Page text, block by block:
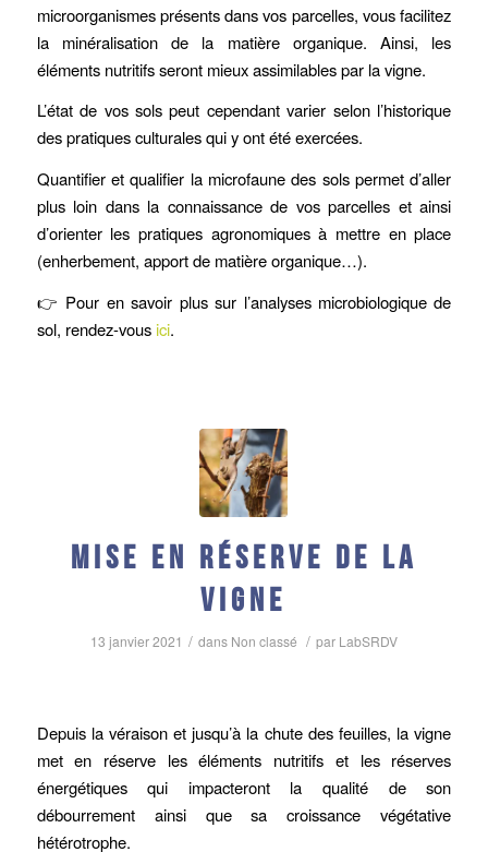
microorganismes présents dans vos parcelles, vous facilitez
la minéralisation de la matière organique. Ainsi, les
éléments nutritifs seront mieux assimilables par la vigne.
L’état de vos sols peut cependant varier selon l’historique
des pratiques culturales qui y ont été exercées.
Quantifier et qualifier la microfaune des sols permet d’aller
plus loin dans la connaissance de vos parcelles et ainsi
d’orienter les pratiques agronomiques à mettre en place
(enherbement, apport de matière organique…).
👉 Pour en savoir plus sur l’analyses microbiologique de
sol, rendez-vous ici.
Mise en réserve de la
vigne
13 janvier 2021 / dans Non classé / par LabSRDV
Depuis la véraison et jusqu’à la chute des feuilles, la vigne
met en réserve les éléments nutritifs et les réserves
énergétiques qui impacteront la qualité de son
débourrement ainsi que sa croissance végétative
hétérotrophe.